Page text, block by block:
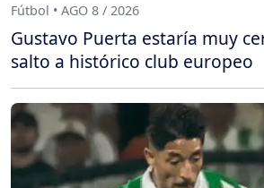
Fútbol • AGO 8 / 2026
Gustavo Puerta estaría muy
salto a histórico club europeo